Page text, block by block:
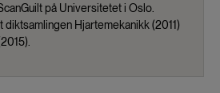
på Universitetet i Oslo.
diktsamlingen Hjartemekanikk (2011)